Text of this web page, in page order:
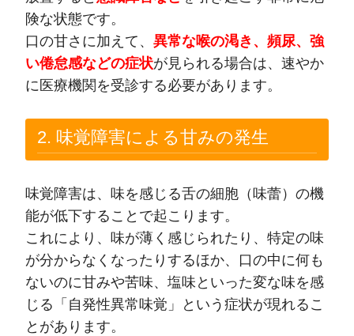
険な状態です。
口の甘さに加えて、 異常な喉の渇き、頻尿、強
い倦怠感などの症状が見られる場合は、速やか
に医療機関を受診する必要があります。
2. 味覚障害による甘みの発生
味覚障害は、味を感じる舌の細胞（味蕾）の機
能が低下することで起こります。
これにより、味が薄く感じられたり、特定の味
が分からなくなったりするほか、口の中に何も
ないのに甘みや苦味、塩味といった変な味を感
じる「自発性異常味覚」という症状が現れるこ
とがあります。